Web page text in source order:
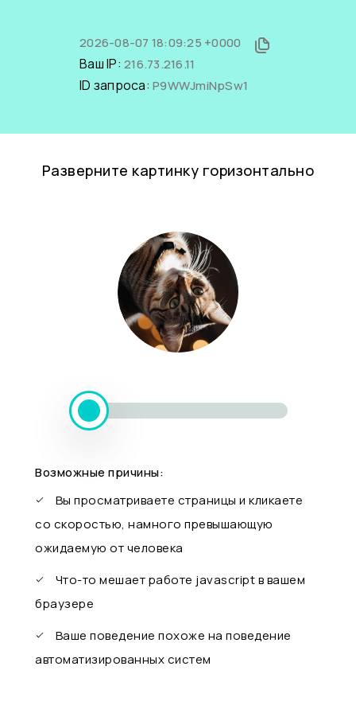
2026-08-07 18:09:25 +0000
Ваш IP: 216.73.216.11
ID запроса: P9WWJmiNpSw1
Разверните картинку горизонтально
Возможные причины:
Вы просматриваете страницы и кликаете
со скоростью, намного превышающую
ожидаемую от человека
Что-то мешает работе javascript в вашем
браузере
Ваше поведение похоже на поведение
автоматизированных систем